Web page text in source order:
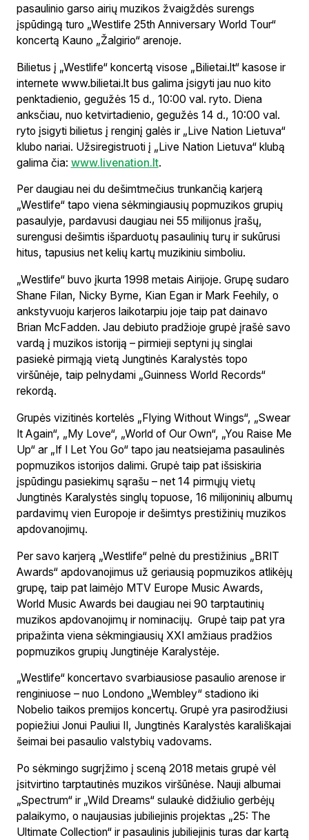
pasaulinio garso airių muzikos žvaigždės surengs
įspūdingą turo „Westlife 25th Anniversary World Tour“
koncertą Kauno „Žalgirio“ arenoje.
Bilietus į „Westlife“ koncertą visose „Bilietai.lt“ kasose ir
internete www.bilietai.lt bus galima įsigyti jau nuo kito
penktadienio, gegužės 15 d., 10:00 val. ryto. Diena
anksčiau, nuo ketvirtadienio, gegužės 14 d., 10:00 val.
ryto įsigyti bilietus į renginį galės ir „Live Nation Lietuva“
klubo nariai. Užsiregistruoti į „Live Nation Lietuva“ klubą
galima čia: www.livenation.lt.
Per daugiau nei du dešimtmečius trunkančią karjerą
„Westlife“ tapo viena sėkmingiausių popmuzikos grupių
pasaulyje, pardavusi daugiau nei 55 milijonus įrašų,
surengusi dešimtis išparduotų pasaulinių turų ir sukūrusi
hitus, tapusius net kelių kartų muzikiniu simboliu.
„Westlife“ buvo įkurta 1998 metais Airijoje. Grupę sudaro
Shane Filan, Nicky Byrne, Kian Egan ir Mark Feehily, o
ankstyvuoju karjeros laikotarpiu joje taip pat dainavo
Brian McFadden. Jau debiuto pradžioje grupė įrašė savo
vardą į muzikos istoriją – pirmieji septyni jų singlai
pasiekė pirmąją vietą Jungtinės Karalystės topo
viršūnėje, taip pelnydami „Guinness World Records“
rekordą.
Grupės vizitinės kortelės „Flying Without Wings“, „Swear
It Again“, „My Love“, „World of Our Own“, „You Raise Me
Up“ ar „If I Let You Go“ tapo jau neatsiejama pasaulinės
popmuzikos istorijos dalimi. Grupė taip pat išsiskiria
įspūdingu pasiekimų sąrašu – net 14 pirmųjų vietų
Jungtinės Karalystės singlų topuose, 16 milijoninių albumų
pardavimų vien Europoje ir dešimtys prestižinių muzikos
apdovanojimų.
Per savo karjerą „Westlife“ pelnė du prestižinius „BRIT
Awards“ apdovanojimus už geriausią popmuzikos atlikėjų
grupę, taip pat laimėjo MTV Europe Music Awards,
World Music Awards bei daugiau nei 90 tarptautinių
muzikos apdovanojimų ir nominacijų. Grupė taip pat yra
pripažinta viena sėkmingiausių XXI amžiaus pradžios
popmuzikos grupių Jungtinėje Karalystėje.
„Westlife“ koncertavo svarbiausiose pasaulio arenose ir
renginiuose – nuo Londono „Wembley“ stadiono iki
Nobelio taikos premijos koncertų. Grupė yra pasirodžiusi
popiežiui Jonui Pauliui II, Jungtinės Karalystės karališkajai
šeimai bei pasaulio valstybių vadovams.
Po sėkmingo sugrįžimo į sceną 2018 metais grupė vėl
įsitvirtino tarptautinės muzikos viršūnėse. Nauji albumai
„Spectrum“ ir „Wild Dreams“ sulaukė didžiulio gerbėjų
palaikymo, o naujausias jubiliejinis projektas „25: The
Ultimate Collection“ ir pasaulinis jubiliejinis turas dar kartą